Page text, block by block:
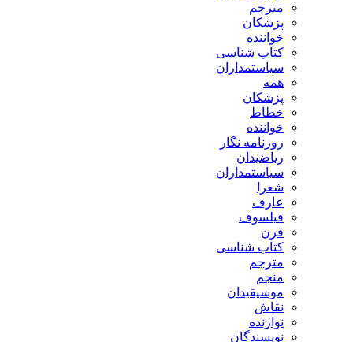
مترجم
پزشکان
خواننده
کتاب شناسی
سیاستمداران
همه
پزشکان
خطاط
خواننده
روزنامه نگار
ریاضیدان
سیاستمداران
شعرا
عارف
فیلسوف
قرن
کتاب شناسی
مترجم
منجم
موسیقیدان
نقاش
نوازنده
نویسندگان